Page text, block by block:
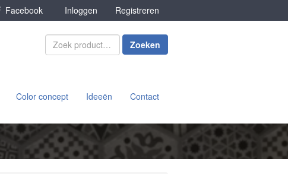
Facebook Inloggen Registreren
Zoeken
Color concept Ideeën Contact